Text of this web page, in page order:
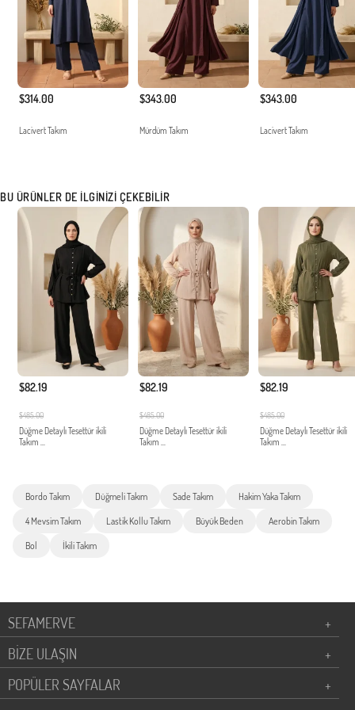
$314.00
Lacivert Takım
$343.00
Mürdüm Takım
$343.00
Lacivert Takım
BU ÜRÜNLER DE İLGINIZI ÇEKEBILIR
$82.19
$485.00
Düğme Detaylı Tesettür ikili
Takım ...
$82.19
$485.00
Düğme Detaylı Tesettür ikili
Takım ...
$82.19
$485.00
Düğme Detaylı Tesettür ikili
Takım ...
Bordo Takım Düğmeli Takım Sade Takım Hakim Yaka Takım
4 Mevsim Takım Lastik Kollu Takım Büyük Beden Aerobin Takım
Bol İkili Takım
SEFAMERVE
+
BİZE ULAŞIN
+
POPÜLER SAYFALAR
+